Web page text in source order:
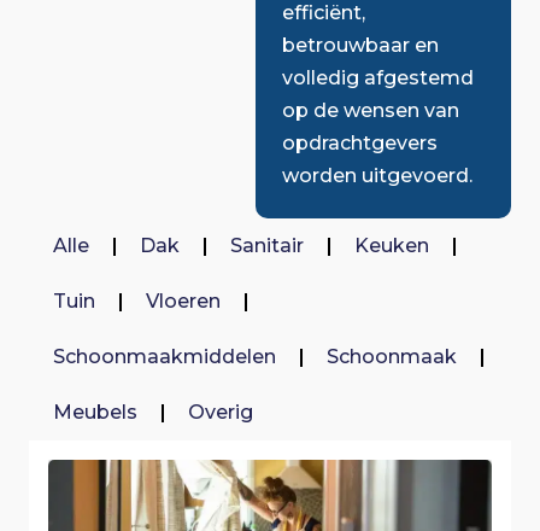
efficiënt,
betrouwbaar en
volledig afgestemd
op de wensen van
opdrachtgevers
worden uitgevoerd.
Alle Dak Sanitair Keuken
Tuin Vloeren
Schoonmaakmiddelen Schoonmaak
Meubels Overig